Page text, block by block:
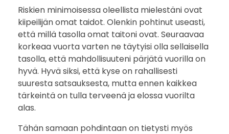
l
a
2
0
1
Riskien minimoisessa oleellista mielestäni ovat
kiipeilijän omat taidot. Olenkin pohtinut useasti,
että millä tasolla omat taitoni ovat. Seuraavaa
korkeaa vuorta varten ne täytyisi olla sellaisella
tasolla, että mahdollisuuteni pärjätä vuorilla on
hyvä. Hyvä siksi, että kyse on rahallisesti
suuresta satsauksesta, mutta ennen kaikkea
tärkeintä on tulla terveenä ja elossa vuorilta
alas.
Tähän samaan pohdintaan on tietysti myös